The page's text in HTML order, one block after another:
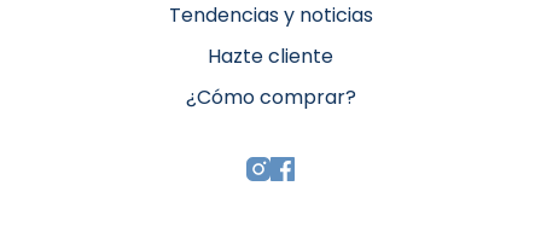
Tendencias y noticias
Hazte cliente
¿Cómo comprar?